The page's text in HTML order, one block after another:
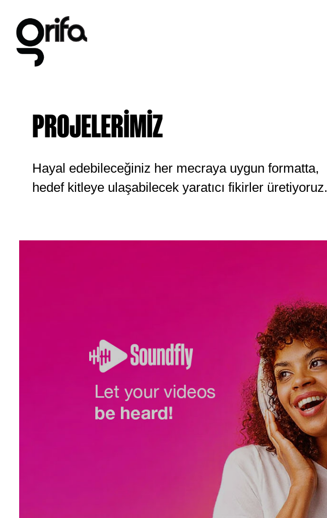
PROJELERIMIZ
Hayal edebileceğiniz her mecraya uygun formatta,
hedef kitleye ulaşabilecek yaratıcı fikirler üretiyoruz.